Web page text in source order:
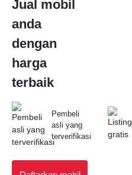
Jual mobil
anda
dengan
harga
terbaik
Pembeli
asli yang
terverifikasi